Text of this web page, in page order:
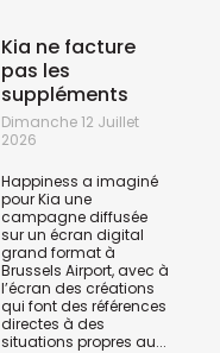
Kia ne facture
pas les
suppléments
Dimanche 12 Juillet
2026
Happiness a imaginé
pour Kia une
campagne diffusée
sur un écran digital
grand format à
Brussels Airport, avec à
l’écran des créations
qui font des références
directes à des
situations propres au...